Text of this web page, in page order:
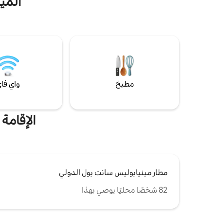
وقابلة للمشي في قلب مينيابوليس.
مطبخ واي
مطار مينيابوليس سانت بول الدولي
82 شخصًا محليًا يوصي بهذا